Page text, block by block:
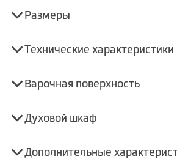
Размеры
Технические характеристики
Варочная поверхность
Духовой шкаф
Дополнительные